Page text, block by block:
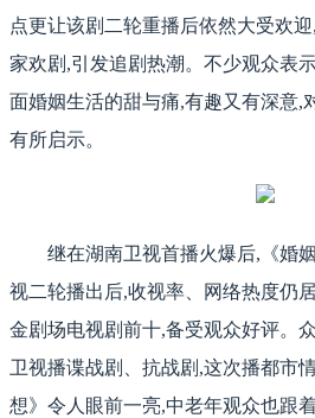
点更让该剧二轮重播后依然大受欢
家欢剧,引发追剧热潮。不少观众表
面婚姻生活的甜与痛,有趣又有深意,
有所启示。
继在湖南卫视首播火爆后,《婚
视二轮播出后,收视率、网络热度仍
金剧场电视剧前十,备受观众好评。
卫视播谍战剧、抗战剧,这次播都市
想》令人眼前一亮,中老年观众也跟